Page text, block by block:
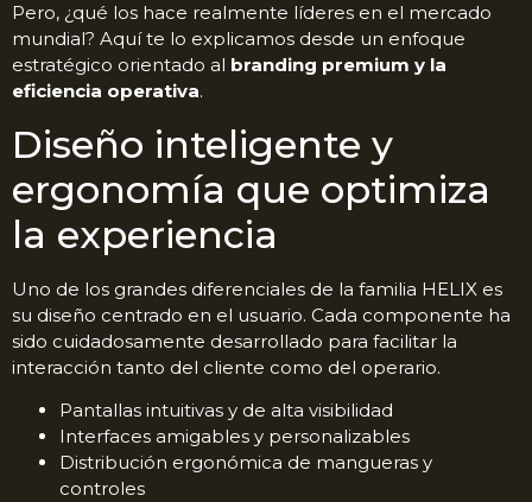
Pero, ¿qué los hace realmente líderes en el mercado
mundial? Aquí te lo explicamos desde un enfoque
estratégico orientado al branding premium y la
eficiencia operativa.
Diseño inteligente y
ergonomía que optimiza
la experiencia
Uno de los grandes diferenciales de la familia HELIX es
su diseño centrado en el usuario. Cada componente ha
sido cuidadosamente desarrollado para facilitar la
interacción tanto del cliente como del operario.
Pantallas intuitivas y de alta visibilidad
Interfaces amigables y personalizables
Distribución ergonómica de mangueras y
controles